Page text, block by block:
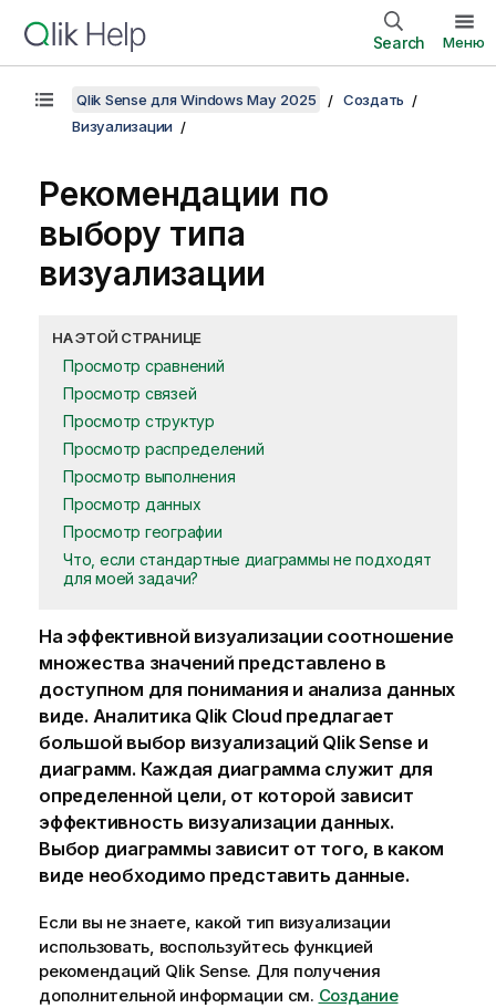
Search Меню
Qlik Sense для Windows May 2025
Создать
Визуализации
Рекомендации по
выбору типа
визуализации
НА ЭТОЙ СТРАНИЦЕ
Просмотр сравнений
Просмотр связей
Просмотр структур
Просмотр распределений
Просмотр выполнения
Просмотр данных
Просмотр географии
Что, если стандартные диаграммы не подходят
для моей задачи?
На эффективной визуализации соотношение
множества значений представлено в
доступном для понимания и анализа данных
виде. Аналитика Qlik Cloudпредлагает
большой выбор визуализаций Qlik Senseи
диаграмм. Каждая диаграмма служит для
определенной цели, от которой зависит
эффективность визуализации данных.
Выбор диаграммы зависит от того, в каком
виде необходимо представить данные.
Если вы не знаете, какой тип визуализации
использовать, воспользуйтесь функцией
рекомендаций Qlik Sense. Для получения
дополнительной информации см. Создание